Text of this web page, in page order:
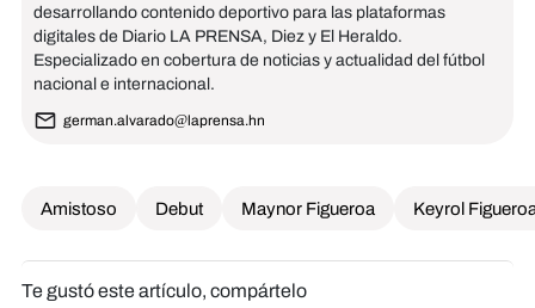
desarrollando contenido deportivo para las plataformas
digitales de Diario LA PRENSA, Diez y El Heraldo.
Especializado en cobertura de noticias y actualidad del fútbol
nacional e internacional.
german.alvarado@laprensa.hn
Amistoso Debut Maynor Figueroa Keyrol
Te gustó este artículo, compártelo